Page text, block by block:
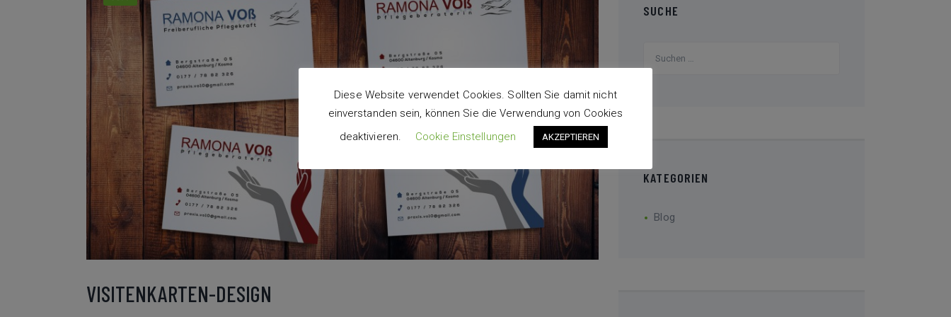
VISITENKARTEN-DESIGN
SUCHE
nach:
KATEGORIEN
Blog
Diese Website verwendet Cookies. Sollten Sie damit nicht
einverstanden sein, können Sie die Verwendung von Cookies
deaktivieren.
Cookie Einstellungen AKZEPTIEREN